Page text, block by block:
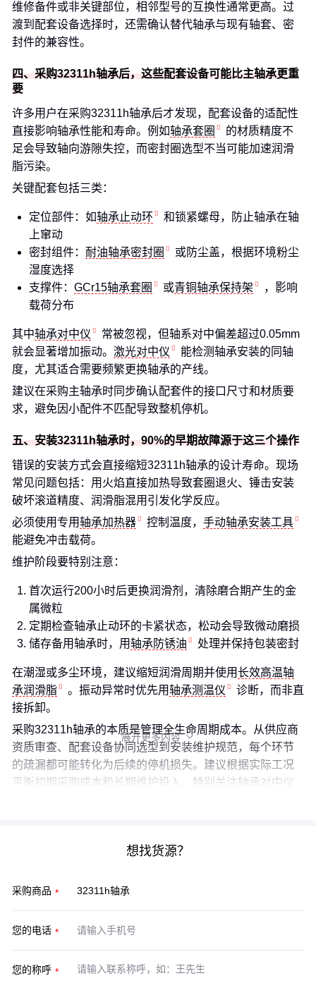
维修备件或非关键部位，相邻型号的互换性通常更高。过
渡到配套设备选择时，还需确认替代轴承与现有轴套、密
封件的兼容性。
四、采购32311h轴承后，这些配套设备可能比主轴承更重
要
许多用户在采购32311h轴承后才发现，配套设备的适配性
直接影响轴承性能和寿命。例如轴承套圈
的材质精度不
足会导致轴向游隙失控，而密封圈选型不当可能加速润滑
脂污染。
关键配套包括三类：
定位部件：如轴承止动环
和锁紧螺母，防止轴承在轴
上窜动
密封组件： 耐油轴承密封圈
或防尘盖，根据环境粉尘
湿度选择
支撑件： GCr15轴承套圈 或青铜轴承保持架
，影响
载荷分布
其中轴承对中仪
常被忽视，但轴系对中偏差超过0.05mm
就会显著增加振动。 激光对中仪
能检测轴承安装的同轴
度，尤其适合需要频繁更换轴承的产线。
建议在采购主轴承时同步确认配套件的接口尺寸和材质要
求，避免因小配件不匹配导致整机停机。
五、安装32311h轴承时，90%的早期故障源于这三个操作
错误的安装方式会直接缩短32311h轴承的设计寿命。现场
常见问题包括：用火焰直接加热导致套圈退火、锤击安装
破坏滚道精度、润滑脂混用引发化学反应。
必须使用专用轴承加热器 控制温度， 手动轴承安装工具
能避免冲击载荷。
维护阶段要特别注意：
首次运行200小时后更换润滑剂，清除磨合期产生的金
属微粒
定期检查轴承止动环的卡紧状态，松动会导致微动磨损
储存备用轴承时，用轴承防锈油 处理并保持包装密封
在潮湿或多尘环境，建议缩短润滑周期并使用长效高温轴
承润滑脂
。振动异常时优先用轴承测温仪
诊断，而非直
接拆卸。
采购32311h轴承的本质是管理全生命周期成本。从供应商
资质审查、配套设备协同选型到安装维护规范，每个环节
的疏漏都可能转化为后续的停机损失。建议根据实际工况
平衡初期采购成本和长期维护投入，特别关注轴承对中仪
展开更多内容 
想找货源？
采购商品
您的电话
您的称呼